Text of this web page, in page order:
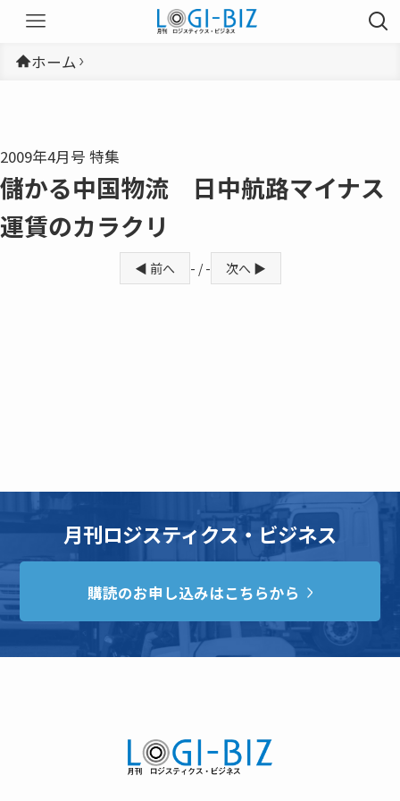
ホーム
2009年4月号 特集
儲かる中国物流 日中航路マイナス
運賃のカラクリ
◀ 前へ - / - 次へ ▶
月刊ロジスティクス・ビジネス
購読のお申し込みはこちらから